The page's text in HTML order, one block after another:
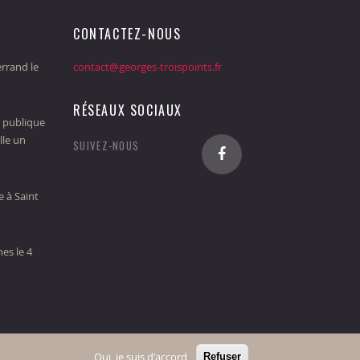
le
publique
un
à Saint
le 4
CONTACTEZ-NOUS
contact@georges-troispoints.fr
RÉSEAUX SOCIAUX
SUIVEZ-NOUS
Home Mentions Légales
Oui, je suis d'accord Refuser